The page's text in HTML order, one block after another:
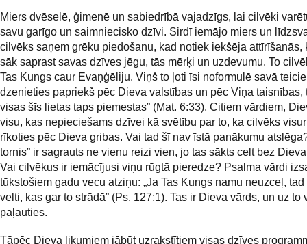
Miers dvēselē, ģimenē un sabiedrībā vajadzīgs, lai cilvēki
savu garīgo un saimniecisko dzīvi. Sirdī iemājo miers un
cilvēks saņem grēku piedošanu, kad notiek iekšēja attīrīšanās,
sāk saprast savas dzīves jēgu, tās mērķi un uzdevumu. To
Tas Kungs caur Evaņģēliju. Viņš to ļoti īsi noformulē savā
dzenieties papriekš pēc Dieva valstības un pēc Viņa taisnības,
visas šīs lietas taps piemestas” (Mat. 6:33). Citiem vārdiem,
visu, kas nepieciešams dzīvei kā svētību par to, ka cilvēks
rīkoties pēc Dieva gribas. Vai tad šī nav īstā panākumu
tornis” ir sagrauts ne vienu reizi vien, jo tas sākts celt bez
Vai cilvēkus ir iemācījusi viņu rūgtā pieredze? Psalma vārdi
tūkstošiem gadu vecu atziņu: „Ja Tas Kungs namu neuzceļ,
velti, kas gar to strādā” (Ps. 127:1). Tas ir Dieva vārds, un uz to
paļauties.
Tāpēc Dieva likumiem jābūt uzrakstītiem visas dzīves